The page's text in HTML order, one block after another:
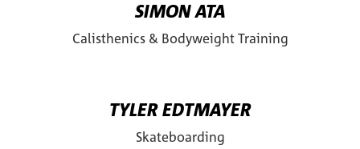
SIMON ATA
Calisthenics & Bodyweight Training
TYLER EDTMAYER
Skateboarding